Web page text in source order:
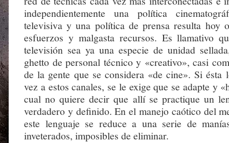
independientemente una política
televisiva y una política de prensa resulta hoy
esfuerzos y malgasta recursos. Es llamativo
televisión sea ya una especie de unidad
ghetto de personal técnico y «creativo», casi
de la gente que se considera «de cine». Si ésta
vez a estos canales, se le exige que se adapte y
cual no quiere decir que allí se practique un
verdadero y definido. En el manejo caótico del
este lenguaje se reduce a una serie de
inveterados, imposibles de eliminar.